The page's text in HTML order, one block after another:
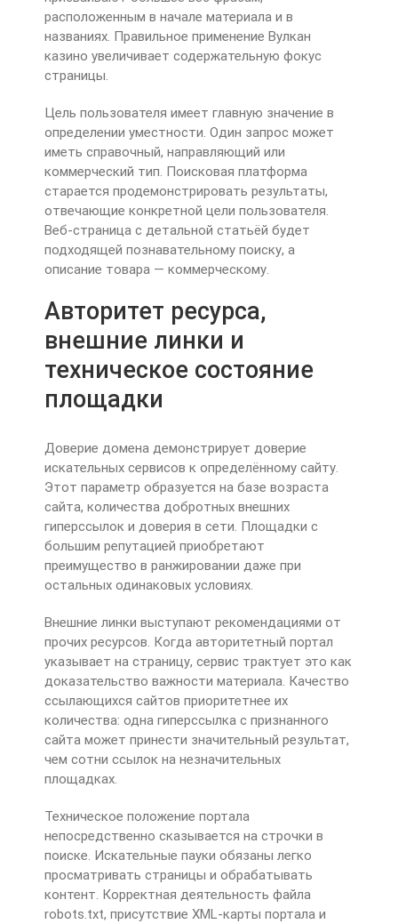
расположенным в начале материала и в
названиях. Правильное применение Вулкан
казино увеличивает содержательную фокус
страницы.
Цель пользователя имеет главную значение в
определении уместности. Один запрос может
иметь справочный, направляющий или
коммерческий тип. Поисковая платформа
старается продемонстрировать результаты,
отвечающие конкретной цели пользователя.
Веб-страница с детальной статьёй будет
подходящей познавательному поиску, а
описание товара — коммерческому.
Авторитет ресурса,
внешние линки и
техническое состояние
площадки
Доверие домена демонстрирует доверие
искательных сервисов к определённому сайту.
Этот параметр образуется на базе возраста
сайта, количества добротных внешних
гиперссылок и доверия в сети. Площадки с
большим репутацией приобретают
преимущество в ранжировании даже при
остальных одинаковых условиях.
Внешние линки выступают рекомендациями от
прочих ресурсов. Когда авторитетный портал
указывает на страницу, сервис трактует это как
доказательство важности материала. Качество
ссылающихся сайтов приоритетнее их
количества: одна гиперссылка с признанного
сайта может принести значительный результат,
чем сотни ссылок на незначительных
площадках.
Техническое положение портала
непосредственно сказывается на строчки в
поиске. Искательные пауки обязаны легко
просматривать страницы и обрабатывать
контент. Корректная деятельность файла
robots.txt, присутствие XML-карты портала и